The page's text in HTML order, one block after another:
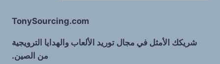
TonySourcing.com
شريكك الأمثل في مجال توريد الألعاب والهدايا الترويجية
من الصين.